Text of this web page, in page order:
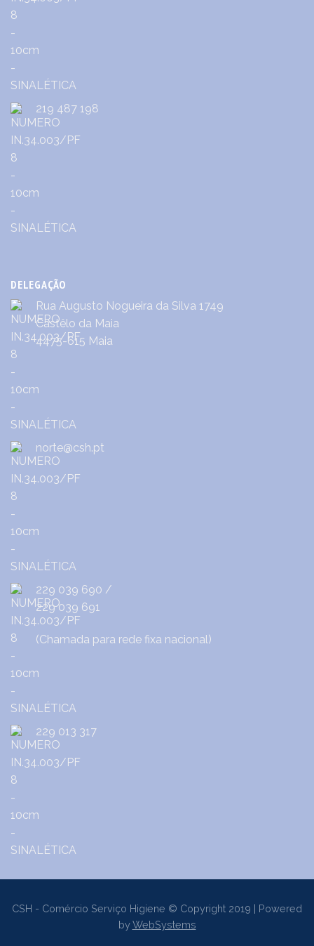
219 487 198
DELEGAÇÃO
Rua Augusto Nogueira da Silva 1749
Castêlo da Maia
4475-615 Maia
norte@csh.pt
229 039 690 /
229 039 691
(Chamada para rede fixa nacional)
229 013 317
CSH - Comércio Serviço Higiene © Copyright 2019 | Powered
byWebSystems